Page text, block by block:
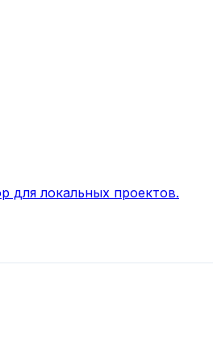
для локальных проектов.